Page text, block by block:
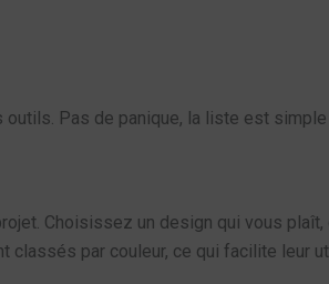
outils. Pas de panique, la liste est
Choisissez un design qui vous
classés par couleur, ce qui facilite leur